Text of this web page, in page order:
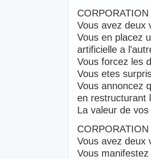
Vous avez deux
Vous en placez
artificielle a
Vous forcez les
Vous etes
Vous annoncez
en restructurant
La valeur de
Vous avez deux
Vous